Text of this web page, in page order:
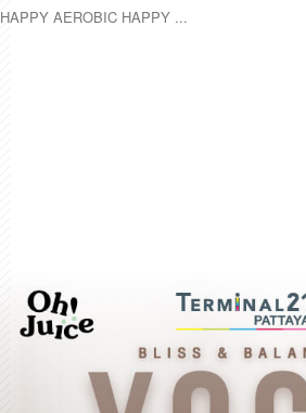
HAPPY AEROBIC HAPPY ...